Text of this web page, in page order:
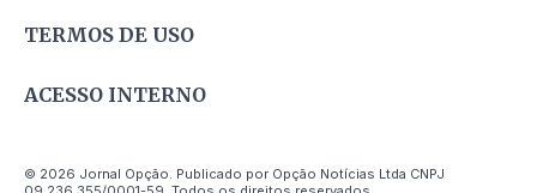
TERMOS DE USO
ACESSO INTERNO
© 2026 Jornal Opção. Publicado por Opção Notícias Ltda CNPJ